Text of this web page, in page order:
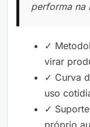
performa na
✓
virar
✓ Curva
uso
✓